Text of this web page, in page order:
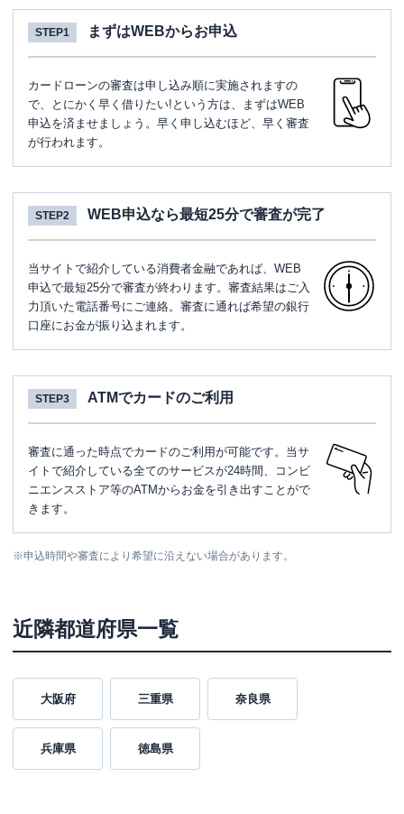
STEP1 まずはWEBからお申込
カードローンの審査は申し込み順に実施されますの
で、とにかく早く借りたい!という方は、まずはWEB
申込を済ませましょう。早く申し込むほど、早く審査
が行われます。
STEP2 WEB申込なら最短25分で審査が完了
当サイトで紹介している消費者金融であれば、WEB
申込で最短25分で審査が終わります。審査結果はご入
力頂いた電話番号にご連絡。審査に通れば希望の銀行
口座にお金が振り込まれます。
STEP3 ATMでカードのご利用
審査に通った時点でカードのご利用が可能です。当サ
イトで紹介している全てのサービスが24時間、コンビ
ニエンスストア等のATMからお金を引き出すことがで
きます。
※申込時間や審査により希望に沿えない場合があります。
近隣都道府県一覧
大阪府 三重県 奈良県
兵庫県 徳島県